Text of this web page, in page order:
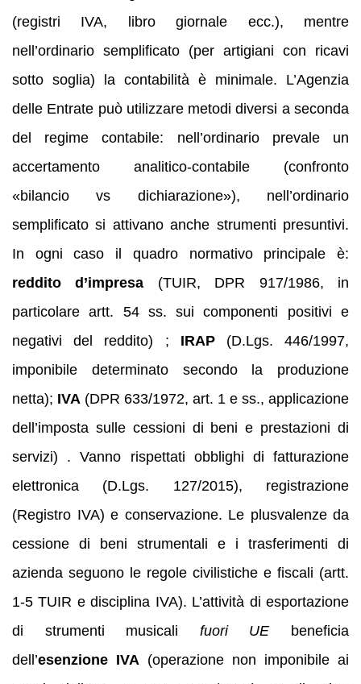
(registri IVA, libro giornale ecc.), mentre
nell’ordinario semplificato (per artigiani con ricavi
sotto soglia) la contabilità è minimale. L’Agenzia
delle Entrate può utilizzare metodi diversi a seconda
del regime contabile: nell’ordinario prevale un
accertamento analitico-contabile (confronto
«bilancio vs dichiarazione»), nell’ordinario
semplificato si attivano anche strumenti presuntivi.
In ogni caso il quadro normativo principale è:
reddito d’impresa (TUIR, DPR 917/1986, in
particolare artt. 54 ss. sui componenti positivi e
negativi del reddito) ; IRAP(D.Lgs. 446/1997,
imponibile determinato secondo la produzione
netta); IVA (DPR 633/1972, art. 1 e ss., applicazione
dell’imposta sulle cessioni di beni e prestazioni di
servizi) . Vanno rispettati obblighi di fatturazione
elettronica (D.Lgs. 127/2015), registrazione
(Registro IVA) e conservazione. Le plusvalenze da
cessione di beni strumentali e i trasferimenti di
azienda seguono le regole civilistiche e fiscali (artt.
1-5 TUIR e disciplina IVA). L’attività di esportazione
di strumenti musicali fuori UE beneficia
dell’esenzione IVA (operazione non imponibile ai